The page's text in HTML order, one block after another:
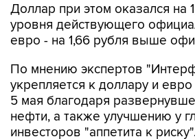
Доллар при этом оказался на
уровня действующего
евро - на 1,66 рубля выше
По мнению экспертов
укрепляется к доллару и евро
5 мая благодаря
нефти, а также улучшению у
инвесторов "аппетита к